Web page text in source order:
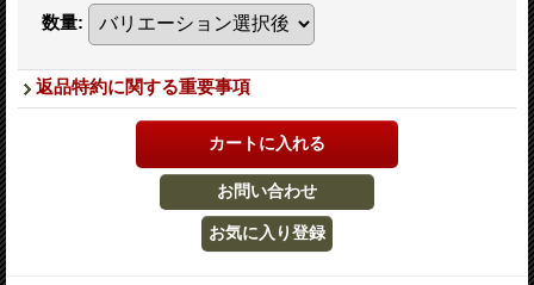
数量:
返品特約に関する重要事項